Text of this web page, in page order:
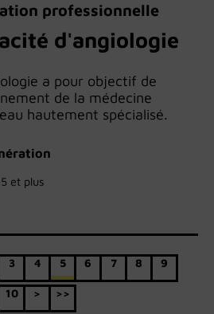
professionnelle
d'angiologie
a pour objectif de
de la médecine
hautement spécialisé.
et plus
3 4 5 6 7 8 9
10 > >>